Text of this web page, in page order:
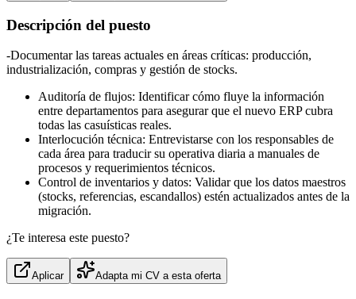
Descripción del puesto
-Documentar las tareas actuales en áreas críticas: producción,
industrialización, compras y gestión de stocks.
Auditoría de flujos: Identificar cómo fluye la información
entre departamentos para asegurar que el nuevo ERP cubra
todas las casuísticas reales.
Interlocución técnica: Entrevistarse con los responsables de
cada área para traducir su operativa diaria a manuales de
procesos y requerimientos técnicos.
Control de inventarios y datos: Validar que los datos maestros
(stocks, referencias, escandallos) estén actualizados antes de la
migración.
¿Te interesa este puesto?
Aplicar Adapta mi CV a esta oferta